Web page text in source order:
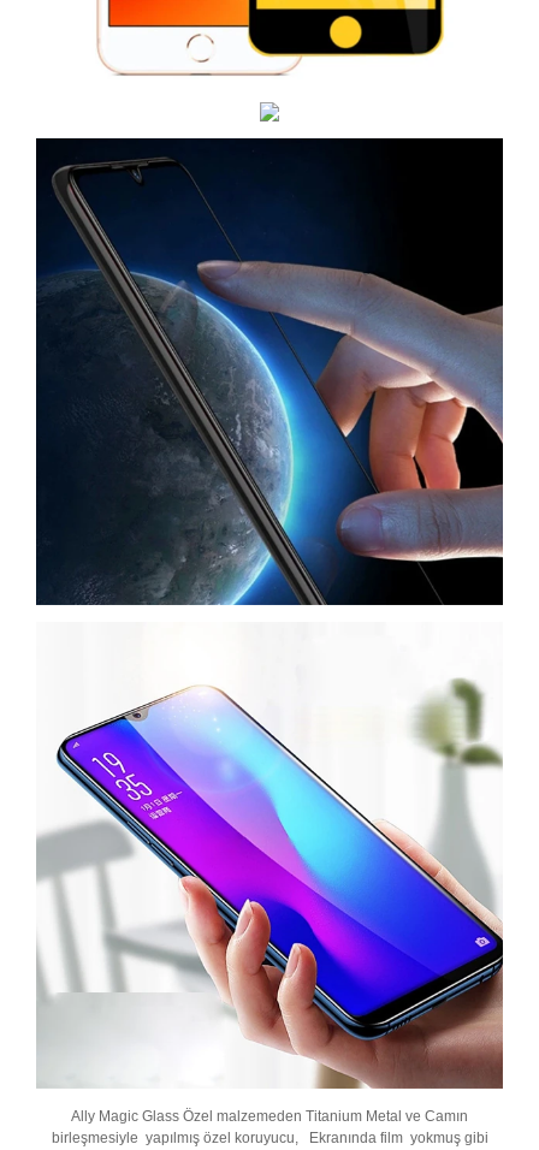
Ally Magic Glass Özel malzemeden Titanium Metal ve Camın
birleşmesiyle yapılmış özel koruyucu, Ekranında film yokmuş gibi